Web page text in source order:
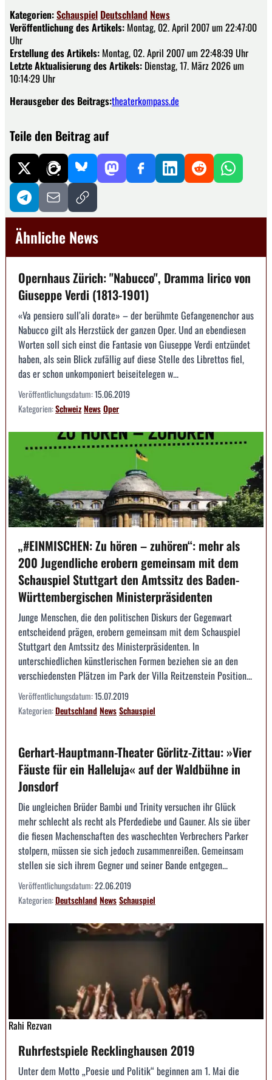
Kategorien:Schauspiel Deutschland News
Veröffentlichung des Artikels: Montag, 02. April 2007 um 22:47:00
Uhr
Erstellung des Artikels: Montag, 02. April 2007 um 22:48:39 Uhr
Letzte Aktualisierung des Artikels: Dienstag, 17. März 2026 um
10:14:29 Uhr
Herausgeber des Beitrags:theaterkompass.de
Teile den Beitrag auf
Ähnliche News
Opernhaus Zürich: "Nabucco", Dramma lirico von
Giuseppe Verdi (1813-1901)
«Va pensiero sull’ali dorate» – der berühmte Gefangenenchor aus
Nabucco gilt als Herzstück der ganzen Oper. Und an ebendiesen
Worten soll sich einst die Fantasie von Giuseppe Verdi entzündet
haben, als sein Blick zufällig auf diese Stelle des Librettos fiel,
das er schon unkomponiert beiseitelegen w...
Veröffentlichungsdatum:15.06.2019
Kategorien:SchweizNewsOper
„#EINMISCHEN: Zu hören – zuhören“: mehr als
200 Jugendliche erobern gemeinsam mit dem
Schauspiel Stuttgart den Amtssitz des Baden-
Württembergischen Ministerpräsidenten
Junge Menschen, die den politischen Diskurs der Gegenwart
entscheidend prägen, erobern gemeinsam mit dem Schauspiel
Stuttgart den Amtssitz des Ministerpräsidenten. In
unterschiedlichen künstlerischen Formen beziehen sie an den
verschiedensten Plätzen im Park der Villa Reitzenstein Position...
Veröffentlichungsdatum:15.07.2019
Kategorien:DeutschlandNewsSchauspiel
Gerhart-Hauptmann-Theater Görlitz-Zittau: »Vier
Fäuste für ein Halleluja« auf der Waldbühne in
Jonsdorf
Die ungleichen Brüder Bambi und Trinity versuchen ihr Glück
mehr schlecht als recht als Pferdediebe und Gauner. Als sie über
die fiesen Machenschaften des waschechten Verbrechers Parker
stolpern, müssen sie sich jedoch zusammenreißen. Gemeinsam
stellen sie sich ihrem Gegner und seiner Bande entgegen...
Veröffentlichungsdatum:22.06.2019
Kategorien:DeutschlandNewsSchauspiel
Rahi Rezvan
Ruhrfestspiele Recklinghausen 2019
Unter dem Motto „Poesie und Politik“ beginnen am 1. Mai die